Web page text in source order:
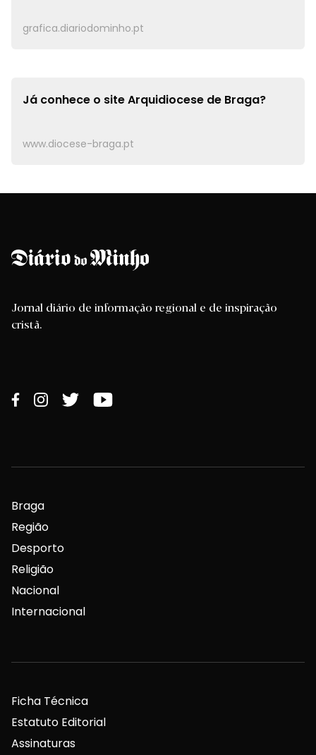
grafica.diariodominho.pt
Já conhece o siteArquidiocese de Braga?
www.diocese-braga.pt
Jornal diário de informação regional e de inspiração
cristã.
Braga
Região
Desporto
Religião
Nacional
Internacional
Ficha Técnica
Estatuto Editorial
Assinaturas